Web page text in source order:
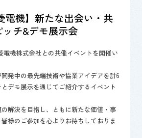
電機】新たな出会い・共
チ&デモ展示会
電機株式会社との共催イベントを開催い
発中の最先端技術や協業アイデアを計6
デモ展示を通じてご紹介するイベント
解決を目指し、ともに新たな価値・事
様のご参加を心よりお待ちしておりま